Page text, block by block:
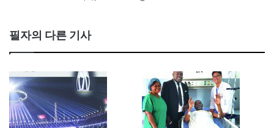
필자의 다른 기사